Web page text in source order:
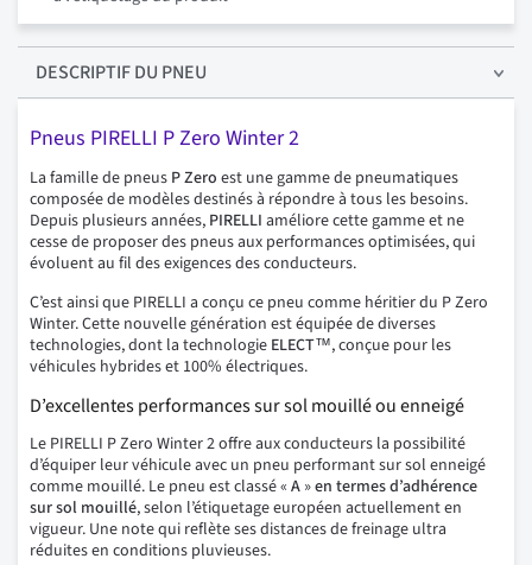
DESCRIPTIFDU PNEU
Pneus PIRELLI P Zero Winter 2
La famille de pneus P Zero est une gamme de pneumatiques
composée de modèles destinés à répondre à tous les besoins.
Depuis plusieurs années, PIRELLI améliore cette gamme et ne
cesse de proposer des pneus aux performances optimisées, qui
évoluent au fil des exigences des conducteurs.
C’est ainsi que PIRELLI a conçu ce pneu comme héritier du P Zero
Winter. Cette nouvelle génération est équipée de diverses
technologies, dont la technologie ELECT™, conçue pour les
véhicules hybrides et 100% électriques.
D’excellentes performances sur sol mouillé ou enneigé
Le PIRELLI P Zero Winter 2 offre aux conducteurs la possibilité
d’équiper leur véhicule avec un pneu performant sur sol enneigé
comme mouillé. Le pneu est classé « A »en termes d’adhérence
sur sol mouillé, selon l’étiquetage européen actuellement en
vigueur. Une note qui reflète ses distances de freinage ultra
réduites en conditions pluvieuses.